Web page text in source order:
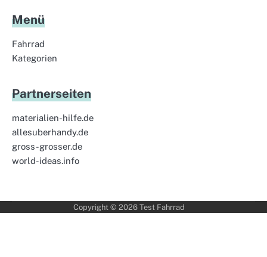
Menü
Fahrrad
Kategorien
Partnerseiten
materialien-hilfe.de
allesuberhandy.de
gross-grosser.de
world-ideas.info
Copyright © 2026 Test Fahrrad